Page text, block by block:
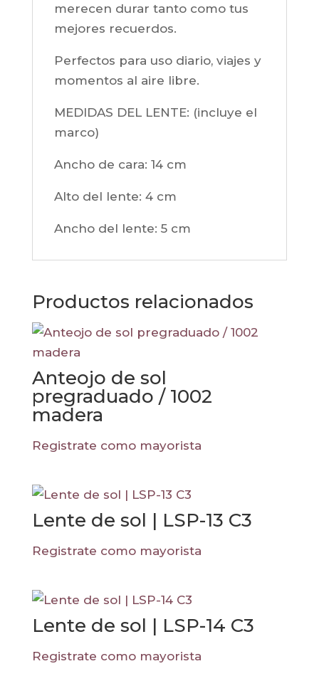
merecen durar tanto como tus
mejores recuerdos.
Perfectos para uso diario, viajes y
momentos al aire libre.
MEDIDAS DEL LENTE: (incluye el
marco)
Ancho de cara: 14 cm
Alto del lente: 4cm
Ancho del lente: 5cm
Productos relacionados
Anteojo de sol
pregraduado / 1002
madera
Registrate como mayorista
Lente de sol | LSP-13 C3
Registrate como mayorista
Lente de sol | LSP-14 C3
Registrate como mayorista